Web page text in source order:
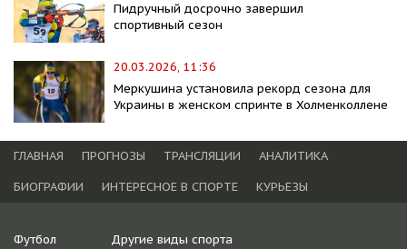
Пидручный досрочно завершил
спортивный сезон
20.03.2026, 11:36
Меркушина установила рекорд сезона для
Украины в женском спринте в Холменколлене
ГЛАВНАЯ ПРОГНОЗЫ ТРАНСЛЯЦИИ
АНАЛИТИКА
БИОГРАФИИ
ИНТЕРЕСНОЕ В СПОРТЕ КУРЬЕЗЫ
Футбол
Другие виды спорта